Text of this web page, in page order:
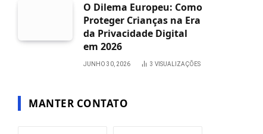
O Dilema Europeu: Como
Proteger Crianças na Era
da Privacidade Digital
em 2026
JUNHO 30, 2026 3 VISUALIZAÇÕES
MANTER CONTATO